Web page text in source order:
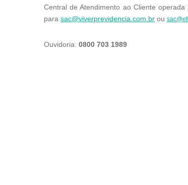
Central de Atendimento ao Cliente
para sac@viverprevidencia.com.br ou
Ouvidoria: 0800 703 1989